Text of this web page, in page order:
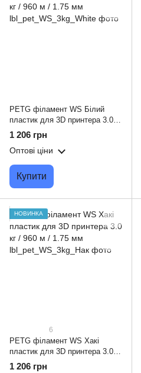
PETG філамент WS Білий
пластик для 3D принтера 3.0 кг
/ 960 м / 1.75 мм
1 206 грн
Оптові ціни
Купити
НОВИНКА
6
PETG філамент WS Хакі
пластик для 3D принтера 3.0 кг
/ 960 м / 1.75 мм
1 206 грн